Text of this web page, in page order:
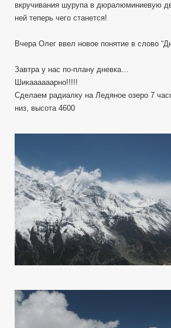
вкручивания шурупа в дюралюминиевую
ней теперь чего станется!
Вчера Олег ввел новое понятие в слово
Завтра у нас по-плану дневка…
Шикаааааарно!!!!!
Сделаем радиалку на Ледяное озеро 7
низ, высота 4600